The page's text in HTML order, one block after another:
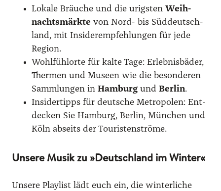
Loka­le Bräu­che und die urigs­ten Weih­
nachts­märk­te von Nord- bis Süd­deutsch­
land, mit Insi­der­emp­feh­lun­gen für jede
Regi­on.
Wohl­fühlor­te für kal­te Tage: Erleb­nis­bä­der,
Ther­men und Muse­en wie die beson­de­ren
Samm­lun­gen in Ham­burg und Ber­lin.
Insi­der­tipps für deut­sche Metro­po­len: Ent­
de­cken Sie Ham­burg, Ber­lin, Mün­chen und
Köln abseits der Tou­ris­ten­strö­me.
Unsere Musik zu »Deutschland im Winter«
Unse­re Play­list lädt euch ein, die win­ter­li­che